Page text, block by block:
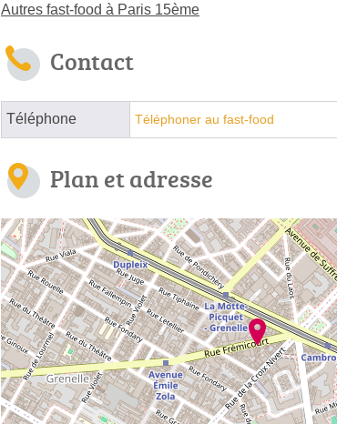
Autres fast-food à Paris 15ème
Contact
Téléphone Téléphoner au fast-food
Plan et adresse